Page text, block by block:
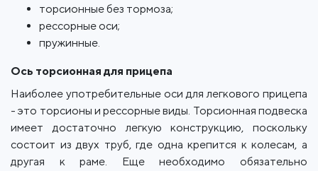
торсионные без тормоза;
рессорные оси;
пружинные.
Ось торсионная для прицепа
Наиболее употребительные оси для легкового прицепа
- это торсионы и рессорные виды. Торсионная подвеска
имеет достаточно легкую конструкцию, поскольку
состоит из двух труб, где одна крепится к колесам, а
другая к раме. Еще необходимо обязательно